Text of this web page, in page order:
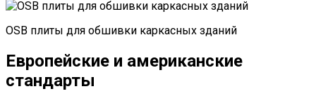
OSB плиты для обшивки каркасных зданий
Европейские и американские
стандарты